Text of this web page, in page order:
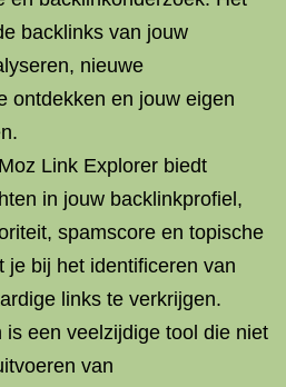
backlinks van jouw
nieuwe
ontdekken en jouw eigen
Link Explorer biedt
in jouw backlinkprofiel,
spamscore en topische
je bij het identificeren van
links te verkrijgen.
is een veelzijdige tool die niet
van